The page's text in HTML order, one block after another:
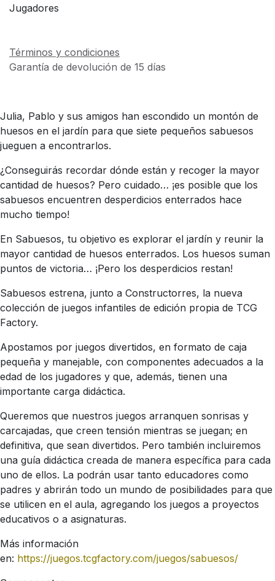
Jugadores
Términos y condiciones
Garantía de devolución de 15 días
Julia, Pablo y sus amigos han escondido un montón de
huesos en el jardín para que siete pequeños sabuesos
jueguen a encontrarlos.
¿Conseguirás recordar dónde están y recoger la mayor
cantidad de huesos? Pero cuidado… ¡es posible que los
sabuesos encuentren desperdicios enterrados hace
mucho tiempo!
En Sabuesos, tu objetivo es explorar el jardín y reunir la
mayor cantidad de huesos enterrados. Los huesos suman
puntos de victoria… ¡Pero los desperdicios restan!
Sabuesos estrena, junto a Constructorres, la nueva
colección de juegos infantiles de edición propia de TCG
Factory.
Apostamos por juegos divertidos, en formato de caja
pequeña y manejable, con componentes adecuados a la
edad de los jugadores y que, además, tienen una
importante carga didáctica.
Queremos que nuestros juegos arranquen sonrisas y
carcajadas, que creen tensión mientras se juegan; en
definitiva, que sean divertidos. Pero también incluiremos
una guía didáctica creada de manera específica para cada
uno de ellos. La podrán usar tanto educadores como
padres y abrirán todo un mundo de posibilidades para que
se utilicen en el aula, agregando los juegos a proyectos
educativos o a asignaturas.
Más información
en: https://juegos.tcgfactory.com/juegos/sabuesos/